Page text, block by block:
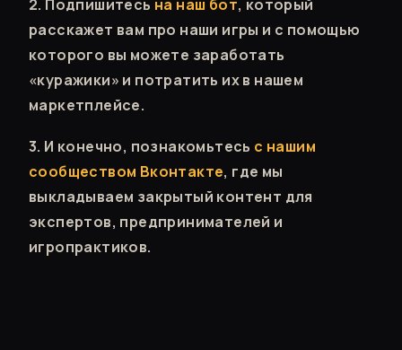
2. Подпишитесь на наш бот, который
расскажет вам про наши игры и с помощью
которого вы можете заработать
«куражики» и потратить их в нашем
маркетплейсе.
3. И конечно, познакомьтесь с нашим
сообществом Вконтакте, где мы
выкладываем закрытый контент для
экспертов, предпринимателей и
игропрактиков.